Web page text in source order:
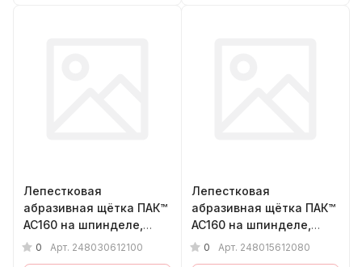
Лепестковая
абразивная щётка ПАК™
AC160 на шпинделе,
Ø80х30х6мм, Р100
0 Арт. 248030612100
Лепестковая
абразивная щётка ПАК™
AC160 на шпинделе,
Ø80х15х6мм, Р80
0 Арт. 248015612080